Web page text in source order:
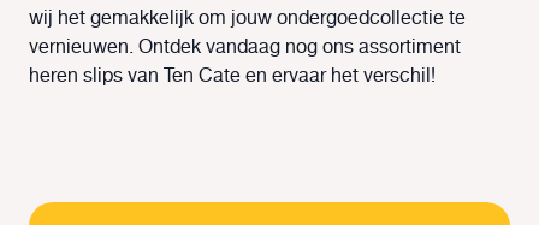
wij het gemakkelijk om jouw ondergoedcollectie te
vernieuwen. Ontdek vandaag nog ons assortiment
heren slips van Ten Cate en ervaar het verschil!